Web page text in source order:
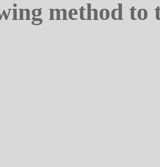
method to